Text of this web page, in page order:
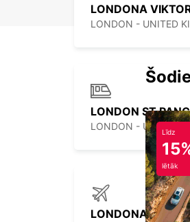
LONDON - UNITED
LONDON - UNITED
LONDONA
Līdz
lētāk